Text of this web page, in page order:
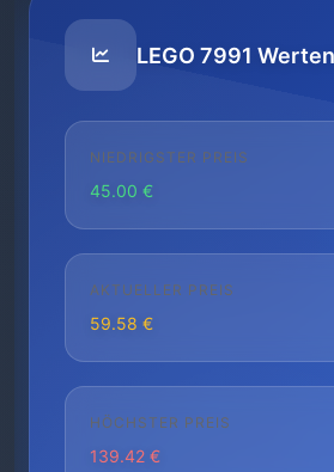
LEGO 7991
NIEDRIGSTER PREIS
45.00 €
AKTUELLER PREIS
59.58 €
HÖCHSTER PREIS
139.42 €